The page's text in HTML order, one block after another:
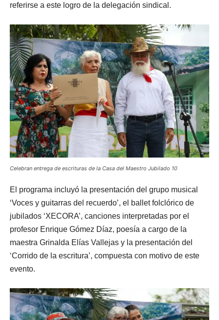
referirse a este logro de la delegación sindical.
Celebran entrega de escrituras de la Casa del Maestro Jubilado 10
El programa incluyó la presentación del grupo musical
‘Voces y guitarras del recuerdo’, el ballet folclórico de
jubilados ‘XECORA’, canciones interpretadas por el
profesor Enrique Gómez Díaz, poesía a cargo de la
maestra Grinalda Elías Vallejas y la presentación del
‘Corrido de la escritura’, compuesta con motivo de este
evento.